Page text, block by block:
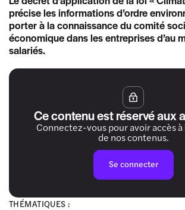
THÉMATIQUES :
précise les informations d’ordre
porter à la connaissance du comité
économique dans les entreprises d’au
salariés.
Ce contenu est réservé aux
Connectez-vous pour avoir accès à
de nos contenus.
Se connecter